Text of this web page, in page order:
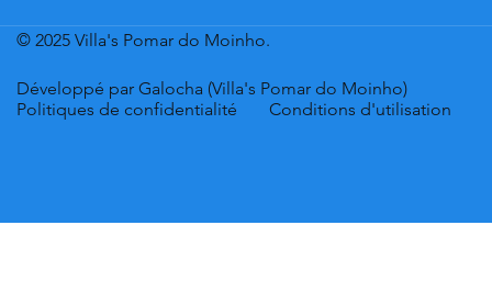
© 2025 Villa's Pomar do Moinho.
Développé par Galocha (Villa's Pomar do Moinho)
Politiques de confidentialité
Conditions d'utilisation